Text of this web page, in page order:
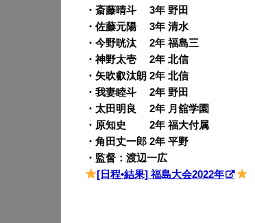
・斎藤晴斗 3年 野田
・佐藤元陽 3年 清水
・今野晄汰 2年 福島三
・神野太壱 2年 北信
・矢吹叡汰朗 2年 北信
・我妻睦斗 2年 野田
・太田明良 2年 月舘学園
・原知史 2年 福大付属
・角田丈一郎 2年 平野
・監督：渡辺一広
[日程•結果] 福島大会2022年